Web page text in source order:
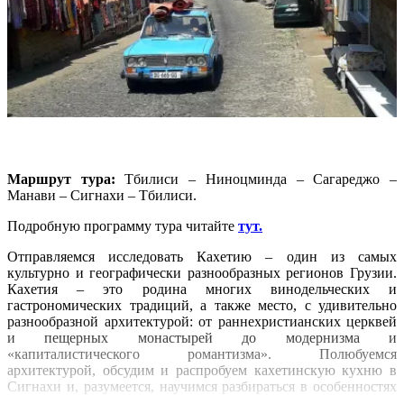
Маршрут тура:Тбилиси – Ниноцминда – Сагареджо –
Манави – Сигнахи – Тбилиси.
Подробную программу тура читайте тут.
Отправляемся исследовать Кахетию – один из самых
культурно и географически разнообразных регионов Грузии.
Кахетия – это родина многих винодельческих и
гастрономических традиций, а также место, с удивительно
разнообразной архитектурой: от раннехристианских церквей
и пещерных монастырей до модернизма и
«капиталистического романтизма». Полюбуемся
архитектурой, обсудим и распробуем кахетинскую кухню в
Сигнахи и, разумеется, научимся разбираться в особенностях